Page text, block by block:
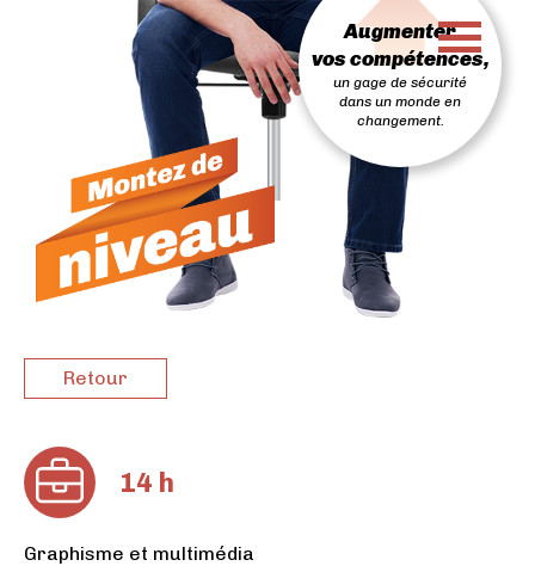
Augmenter
vos compétences,
un gage de sécurité
dans un monde en
changement.
Retour
14 h
Graphisme et multimédia